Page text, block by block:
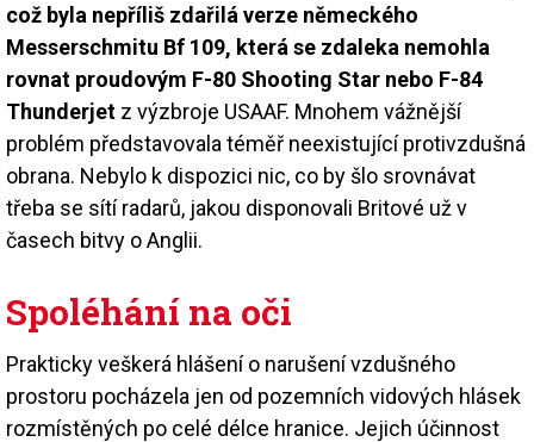
což byla nepříliš zdařilá verze německého
Messerschmitu Bf 109, která se zdaleka nemohla
rovnat proudovým F-80 Shooting Star nebo F-84
Thunderjet z výzbroje USAAF. Mnohem vážnější
problém představovala téměř neexistující protivzdušná
obrana. Nebylo k dispozici nic, co by šlo srovnávat
třeba se sítí radarů, jakou disponovali Britové už v
časech bitvy o Anglii.
Spoléhání na oči
Prakticky veškerá hlášení o narušení vzdušného
prostoru pocházela jen od pozemních vidových hlásek
rozmístěných po celé délce hranice. Jejich účinnost